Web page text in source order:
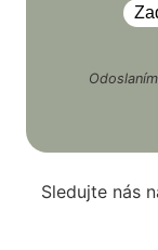
Sledujte nás